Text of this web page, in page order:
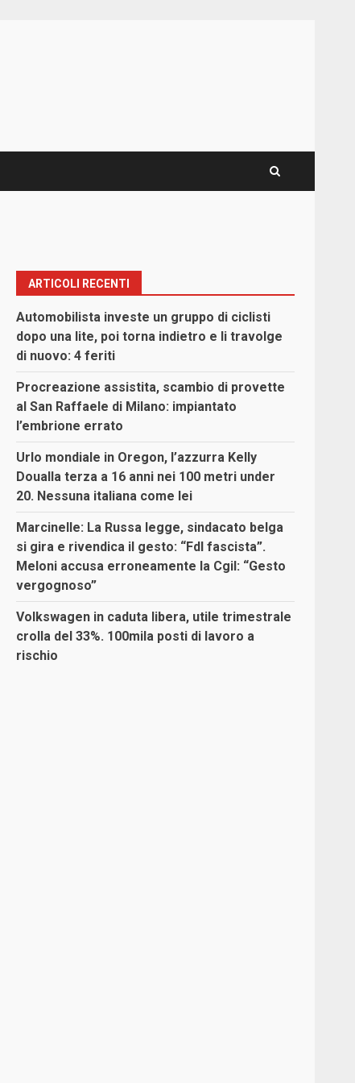
ARTICOLI RECENTI
Automobilista investe un gruppo di ciclisti
dopo una lite, poi torna indietro e li travolge
di nuovo: 4 feriti
Procreazione assistita, scambio di provette
al San Raffaele di Milano: impiantato
l’embrione errato
Urlo mondiale in Oregon, l’azzurra Kelly
Doualla terza a 16 anni nei 100 metri under
20. Nessuna italiana come lei
Marcinelle: La Russa legge, sindacato belga
si gira e rivendica il gesto: “FdI fascista”.
Meloni accusa erroneamente la Cgil: “Gesto
vergognoso”
Volkswagen in caduta libera, utile trimestrale
crolla del 33%. 100mila posti di lavoro a
rischio